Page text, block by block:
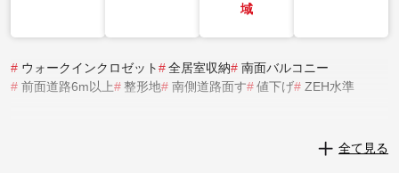
域
# ウォークインクロゼット# 全居室収納# 南面バルコニー
# 前面道路6m以上# 整形地# 南側道路面す# 値下げ# ZEH水準
全て見る